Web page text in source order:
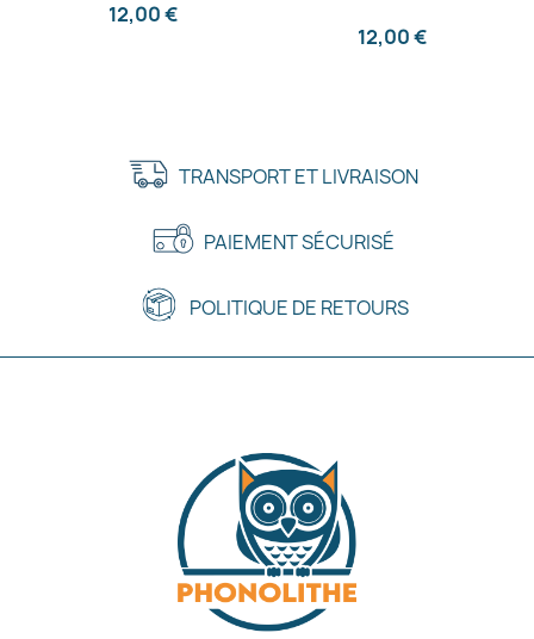
12,00 €
12,00 €
TRANSPORT ET LIVRAISON
PAIEMENT SÉCURISÉ
POLITIQUE DE RETOURS